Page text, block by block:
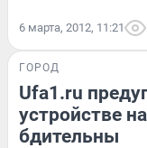
6 марта, 2012, 11:21
ГОРОД
Ufa1.ru
устройстве
бдительны